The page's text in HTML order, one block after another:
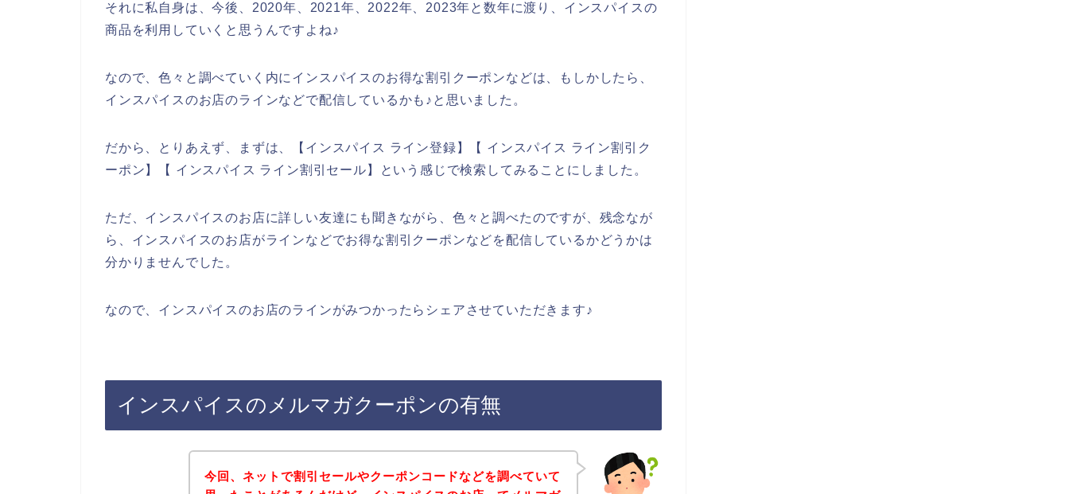
それに私自身は、今後、2020年、2021年、2022年、2023年と数年に渡り、インスパイスの
商品を利用していくと思うんですよね♪
なので、色々と調べていく内にインスパイスのお得な割引クーポンなどは、もしかしたら、
インスパイスのお店のラインなどで配信しているかも♪と思いました。
だから、とりあえず、まずは、【インスパイス ライン登録】【 インスパイス ライン割引ク
ーポン】【 インスパイス ライン割引セール】という感じで検索してみることにしました。
ただ、インスパイスのお店に詳しい友達にも聞きながら、色々と調べたのですが、残念なが
ら、インスパイスのお店がラインなどでお得な割引クーポンなどを配信しているかどうかは
分かりませんでした。
なので、インスパイスのお店のラインがみつかったらシェアさせていただきます♪
インスパイスのメルマガクーポンの有無
今回、ネットで割引セールやクーポンコードなどを調べていて